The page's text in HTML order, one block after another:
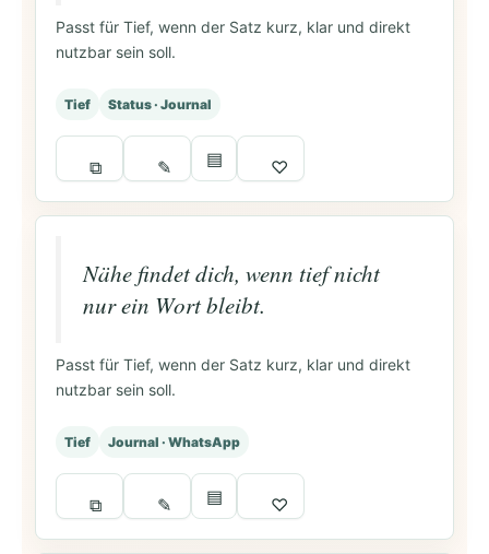
Passt für Tief, wenn der Satz kurz, klar und direkt
nutzbar sein soll.
Tief Status · Journal
⧉ ✎ ▤ ♡
Nähe findet dich, wenn tief nicht
nur ein Wort bleibt.
Passt für Tief, wenn der Satz kurz, klar und direkt
nutzbar sein soll.
Tief Journal · WhatsApp
⧉ ✎ ▤ ♡